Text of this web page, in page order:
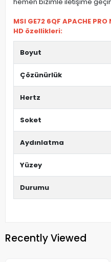
MSI GE72 6QF APACHE
HD özellikleri:
Boyut
Çözünürlük
Hertz
Soket
Aydınlatma
Yüzey
Durumu
Recently Viewed